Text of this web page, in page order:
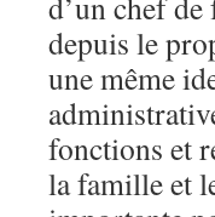
depuis le
une même
fonctions et
la famille et